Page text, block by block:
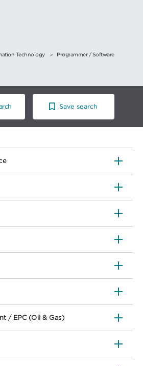
Technology
Programmer / Software
Save search
/ EPC (Oil & Gas)